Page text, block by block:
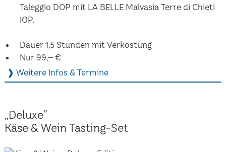
Taleggio DOP mit LA BELLE Malvasia Terre di Chieti
IGP.
Dauer 1,5 Stunden mit Verkostung
Nur 99,– €
❱ Weitere Infos & Termine
„Deluxe”
Käse & Wein Tasting-Set